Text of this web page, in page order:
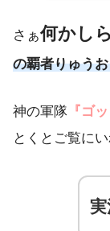
さぁ何かし
の覇者りゅう
神の軍隊 『ゴ
とくとご覧にい